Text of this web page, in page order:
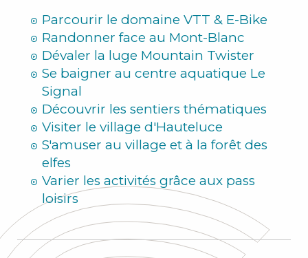
Parcourir le domaine VTT & E-Bike
Randonner face au Mont-Blanc
Dévaler la luge Mountain Twister
Se baigner au centre aquatique Le
Signal
Découvrir les sentiers thématiques
Visiter le village d'Hauteluce
S'amuser au village et à la forêt des
elfes
Varier les activités grâce aux pass
loisirs